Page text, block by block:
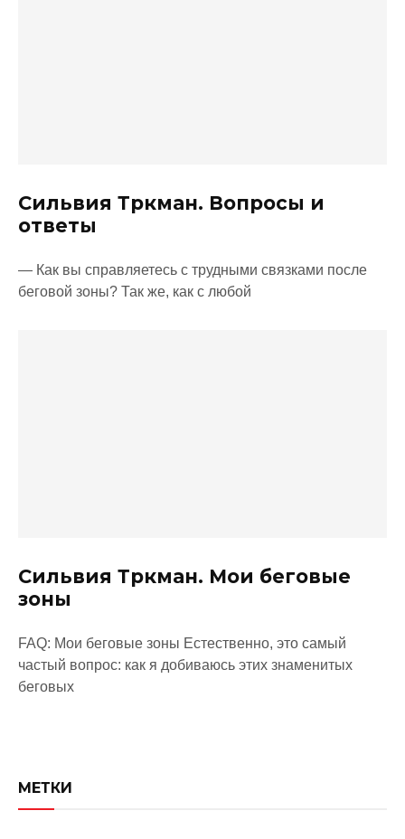
Сильвия Тркман. Вопросы и
ответы
— Как вы справляетесь с трудными связками после
беговой зоны? Так же, как с любой
Сильвия Тркман. Мои беговые
зоны
FAQ: Мои беговые зоны Естественно, это самый
частый вопрос: как я добиваюсь этих знаменитых
беговых
МЕТКИ